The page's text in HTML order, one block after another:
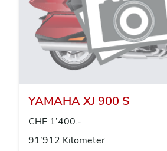
YAMAHA XJ 900 S
CHF 1’400.-
91’912 Kilometer